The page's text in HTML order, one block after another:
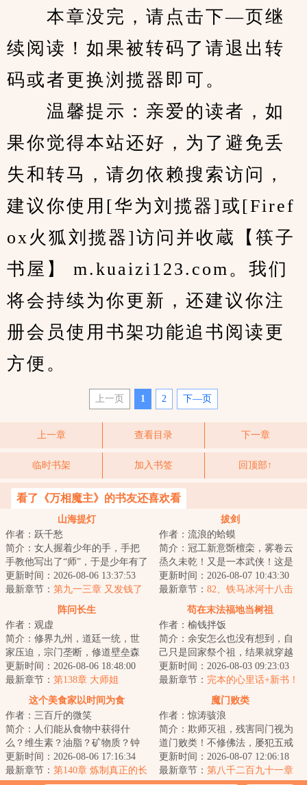
本章没完，请点击下—页继
续阅读！如果被转码了请退出转
码或者更换浏揽器即可。
温馨提示：亲爱的读者，如
果你觉得本站还好，为了避免丢
失和转马，请勿依赖搜索访问，
建议你使用[华为刘揽器]或[Firef
ox火狐刘揽器]访问并收蔵【筷子
书屋】 m.kuaizi123.com。我们
将会持续为你更新，还建议你注
册会员使用书架功能追书阅读更
方便。
上一页 1 2 下—页
上一章 查看目录 下一章
临时书架 加入书签 回顶部↑
看了《万相魔主》的书友还喜欢看
山海提灯
作者：跃千愁
简介：女人握着少年的手，手把
手教他写出了“师”，于是少年有了
姓。山海提灯，与皓月争辉！...
更新时间：2026-08-06 13:37:53
最新章节： 第九一三章 又发钱了
拔剑
作者：流浪的蛤蟆
简介：冠工新意斲檀栾，雾卷云
烝久未乾！又是一本武侠！这是
王安石的一句诗，原意是，友人
所赠竹冠式样新...
更新时间：2026-08-07 10:43:30
最新章节： 82、铁马冰河十八击
（求月票）
阵问长生
作者：观虚
简介：修界九州，道廷一统，世
家压迫，宗门垄断，修道壁垒森
严。底层修士修道无门，灵石匮
乏，度日维艰。...
更新时间：2026-08-06 18:48:00
最新章节： 第138章 大师姐
苟在末法福地当树祖
作者：榆钱拌饭
简介：余安怎么也没有想到，自
己只是回家祭个祖，结果就穿越
了。关键是，他化身成了一棵稀
有种榆树。而这...
更新时间：2026-08-03 09:23:03
最新章节： 完本的心里话+新书！
这个美食家以时间为食
作者：三百斤的微笑
简介：人们能从食物中获得什
么？维生素？油脂？矿物质？钟
铉除了这些东西，还能从各类食
物中获得名为时间...
更新时间：2026-08-06 17:16:34
最新章节： 第140章 炼制真正的长
魔门败类
作者：惊涛骇浪
简介：欺师灭祖，残害同门视为
道门败类！不修佛法，屡犯五戒
视为佛门败类！身为魔门血炼宗
弟子林皓明，得...
更新时间：2026-08-07 12:06:18
最新章节： 第八千二百九十一章